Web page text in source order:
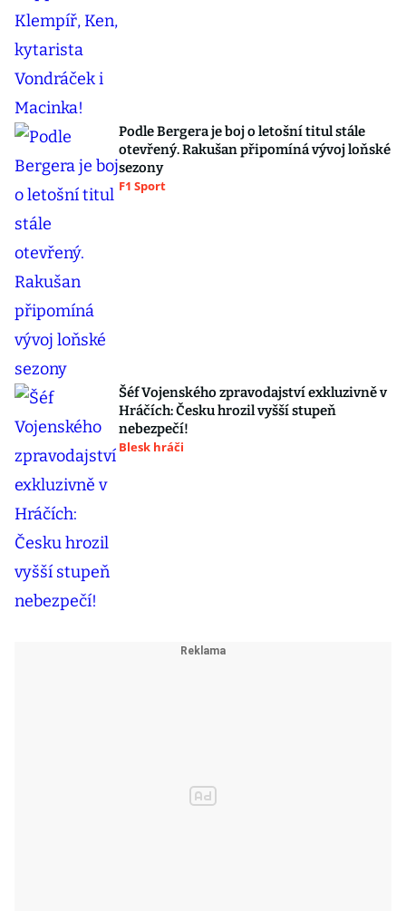
Podle Bergera je boj o letošní titul stále
otevřený. Rakušan připomíná vývoj loňské
sezony
F1 Sport
Šéf Vojenského zpravodajství exkluzivně v
Hráčích: Česku hrozil vyšší stupeň
nebezpečí!
Blesk hráči